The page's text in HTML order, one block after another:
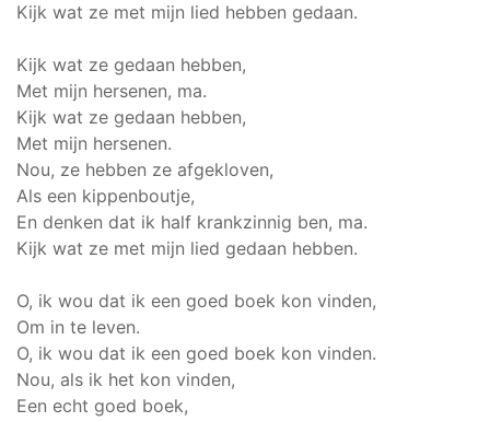
Kijk wat ze met mijn lied hebben gedaan.
Kijk wat ze gedaan hebben,
Met mijn hersenen, ma.
Kijk wat ze gedaan hebben,
Met mijn hersenen.
Nou, ze hebben ze afgekloven,
Als een kippenboutje,
En denken dat ik half krankzinnig ben, ma.
Kijk wat ze met mijn lied gedaan hebben.
O, ik wou dat ik een goed boek kon vinden,
Om in te leven.
O, ik wou dat ik een goed boek kon vinden.
Nou, als ik het kon vinden,
Een echt goed boek,